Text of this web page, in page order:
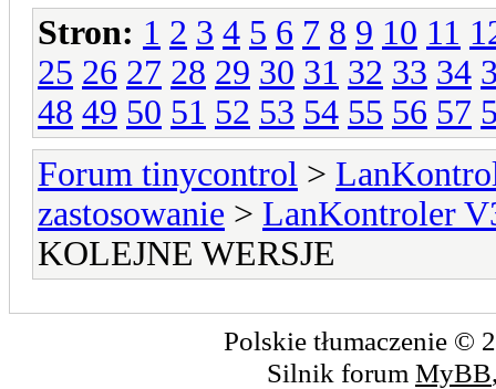
Stron: 1 2 3 4 5 6 7 8 9 10 11
25 26 27 28 29 30 31 32 33 34
48 49 50 51 52 53 54 55 56 57
Forum tinycontrol >
zastosowanie > LanKontroler
KOLEJNE WERSJE
Polskie tłumaczenie ©
Silnik forum MyBB